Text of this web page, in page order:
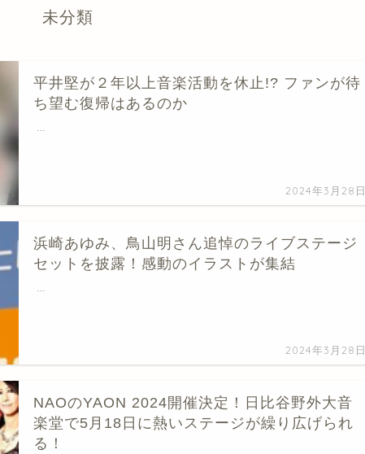
未分類
平井堅が２年以上音楽活動を休止!? ファンが待
ち望む復帰はあるのか
2024年3月28日
浜崎あゆみ、鳥山明さん追悼のライブステージ
セットを披露！感動のイラストが集結
2024年3月28日
NAOのYAON 2024開催決定！日比谷野外大音
楽堂で5月18日に熱いステージが繰り広げられ
る！